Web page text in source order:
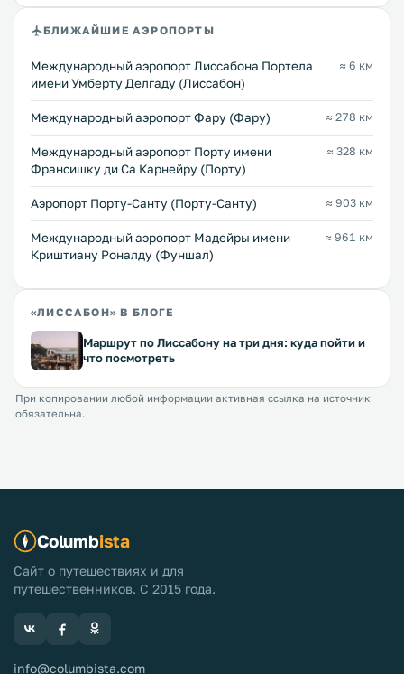
БЛИЖАЙШИЕ АЭРОПОРТЫ
Международный аэропорт Лиссабона Портела
имени Умберту Делгаду (Лиссабон)
≈ 6 км
Международный аэропорт Фару (Фару) ≈ 278 км
Международный аэропорт Порту имени
Франсишку ди Са Карнейру (Порту)
≈ 328 км
Аэропорт Порту-Санту (Порту-Санту) ≈ 903 км
Международный аэропорт Мадейры имени
Криштиану Роналду (Фуншал)
≈ 961 км
«ЛИССАБОН» В БЛОГЕ
Маршрут по Лиссабону на три дня: куда пойти и
что посмотреть
При копировании любой информации активная ссылка на источник
обязательна.
Columbista
Сайт о путешествиях и для
путешественников. С 2015 года.
info@columbista.com